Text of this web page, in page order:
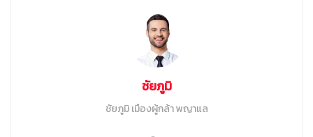
ชัยภูมิ
ชัยภูมิ เมืองผู้กล้า พญาแล